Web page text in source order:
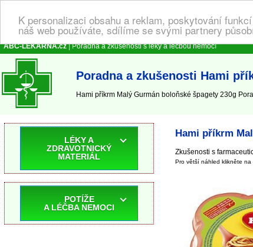
K personalizaci obsahu a reklam, poskytování
náš web používáte, sdílíme se svými partnery
ABC-LEKARNA.cz| Poradna a zkušenosti s léky a léčbou nemocí
Poradna a zkušenosti Hami
Hami příkrm Malý Gurmán boloňské špagety 230g
Hami příkrm
Zkušenosti s
Pro větší náhled klikněte na
LÉKY A
ZDRAVOTNICKÝ
MATERIÁL
POTÍŽE
A LÉČBA NEMOCI